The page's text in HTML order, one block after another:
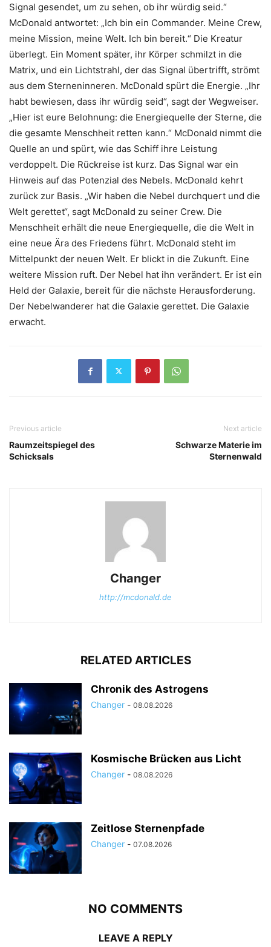
Signal gesendet, um zu sehen, ob ihr würdig seid.“
McDonald antwortet: „Ich bin ein Commander. Meine Crew,
meine Mission, meine Welt. Ich bin bereit.“ Die Kreatur
überlegt. Ein Moment später, ihr Körper schmilzt in die
Matrix, und ein Lichtstrahl, der das Signal übertrifft, strömt
aus dem Sterneninneren. McDonald spürt die Energie. „Ihr
habt bewiesen, dass ihr würdig seid“, sagt der Wegweiser.
„Hier ist eure Belohnung: die Energiequelle der Sterne, die
die gesamte Menschheit retten kann.“ McDonald nimmt die
Quelle an und spürt, wie das Schiff ihre Leistung
verdoppelt. Die Rückreise ist kurz. Das Signal war ein
Hinweis auf das Potenzial des Nebels. McDonald kehrt
zurück zur Basis. „Wir haben die Nebel durchquert und die
Welt gerettet“, sagt McDonald zu seiner Crew. Die
Menschheit erhält die neue Energiequelle, die die Welt in
eine neue Ära des Friedens führt. McDonald steht im
Mittelpunkt der neuen Welt. Er blickt in die Zukunft. Eine
weitere Mission ruft. Der Nebel hat ihn verändert. Er ist ein
Held der Galaxie, bereit für die nächste Herausforderung.
Der Nebelwanderer hat die Galaxie gerettet. Die Galaxie
erwacht.
Previous article
Raumzeitspiegel des
Schicksals
Next article
Schwarze Materie im
Sternenwald
Changer
http://mcdonald.de
RELATED ARTICLES
Chronik des Astrogens
Changer - 08.08.2026
Kosmische Brücken aus Licht
Changer - 08.08.2026
Zeitlose Sternenpfade
Changer - 07.08.2026
NO COMMENTS
LEAVE A REPLY